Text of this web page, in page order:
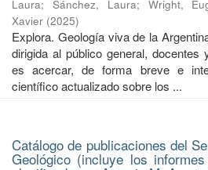
Laura; Sánchez, Laura; Wright,
Xavier (2025)
Explora. Geología viva de la
dirigida al público general, docentes
es acercar, de forma breve e
científico actualizado sobre los ...
Catálogo de publicaciones del
Geológico (incluye los